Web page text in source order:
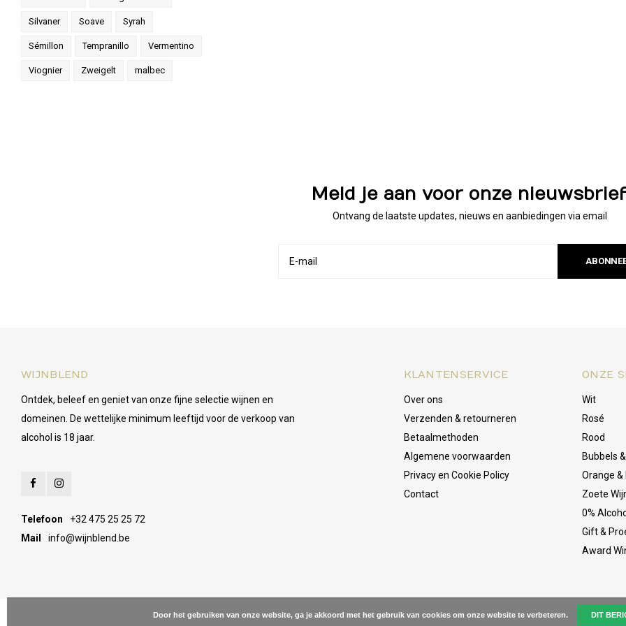
Silvaner Soave Syrah
Sémillon Tempranillo Vermentino
Viognier Zweigelt malbec
Meld je aan voor onze
Ontvang de laatste updates, nieuws en aanbiedingen via email
WIJNBLEND
Ontdek, beleef en geniet van onze fijne selectie wijnen en
domeinen. De wettelijke minimum leeftijd voor de verkoop van
alcohol is 18 jaar.
Telefoon
+32 475 25 25 72
Mail
info@wijnblend.be
KLANTENSERVICE
Over ons
Verzenden & retourneren
Betaalmethoden
Algemene voorwaarden
Privacy en Cookie Policy
Contact
ONZE
Wit
Rosé
Rood
Bubbels
Orange &
Zoete
0%
Gift &
Award
© Copyright 2026 Wijnblend - Powered byLightspeed- Theme byShopmonkey
Door het gebruiken van onze website, ga je akkoord met het gebruik van cookies om onze website te verbeteren. DIT